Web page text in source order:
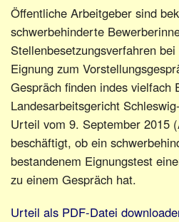
Öffentliche Arbeitgeber sind
schwerbehinderte
Stellenbesetzungsverfahren
Eignung zum
Gespräch finden indes vielfach
Landesarbeitsgericht
Urteil vom 9. September 2015
beschäftigt, ob ein
bestandenem Eignungstest
zu einem Gespräch hat.
Urteil als PDF-Datei